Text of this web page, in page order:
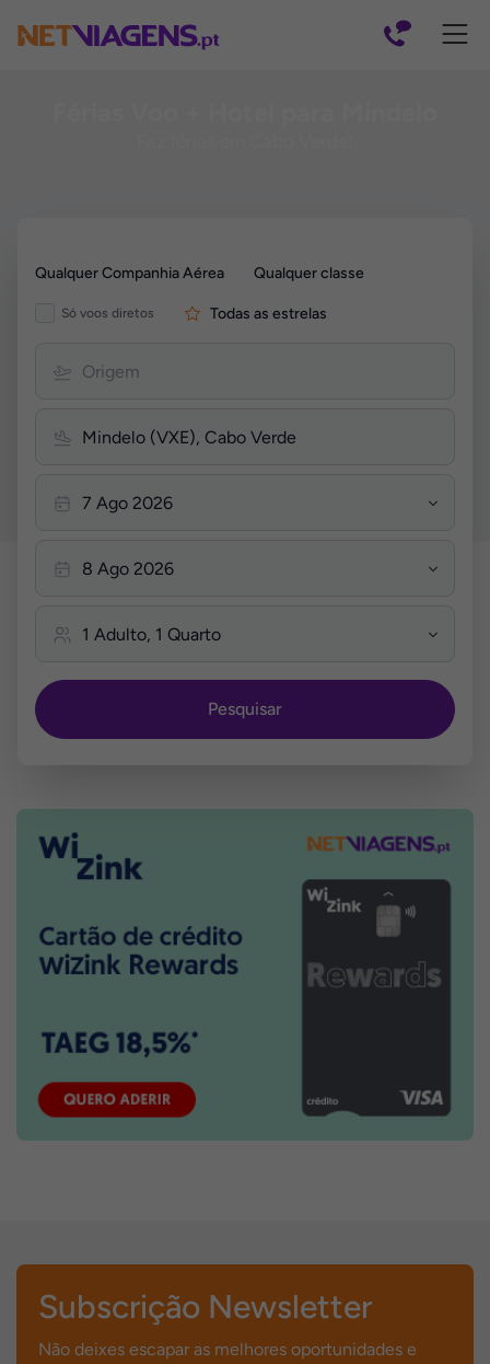
por
Voos
Qualquer Companhia Aérea Qualquer classe
Só voos diretos Todas as estrelas
Pesquisar
Subscrição Newsletter
Não deixes escapar as melhores oportunidades e